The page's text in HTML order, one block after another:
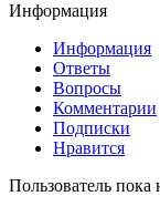
Информация
Информация
Ответы
Вопросы
Комментарии
Подписки
Нравится
Пользователь пока